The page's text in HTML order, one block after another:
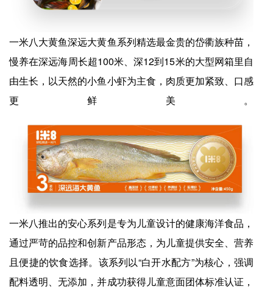
一米八大黄鱼深远大黄鱼系列精选最金贵的岱衢族种苗，
慢养在深远海周长超100米、深12到15米的大型网箱里自
由生长，以天然的小鱼小虾为主食，肉质更加紧致、口感
更鲜美。
一米八推出的安心系列是专为儿童设计的健康海洋食品，
通过严苛的品控和创新产品形态，为儿童提供安全、营养
且便捷的饮食选择。该系列以“白开水配方”为核心，强调
配料透明、无添加，并成功获得儿童意面团体标准认证，